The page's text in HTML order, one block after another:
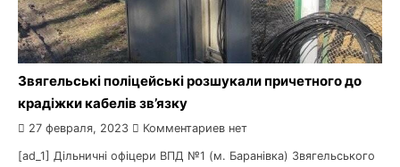
Звягельські поліцейські розшукали причетного до
крадіжки кабелів зв’язку
27 февраля, 2023 Комментариев нет
[ad_1] Дільничні офіцери ВПД №1 (м. Баранівка) Звягельського